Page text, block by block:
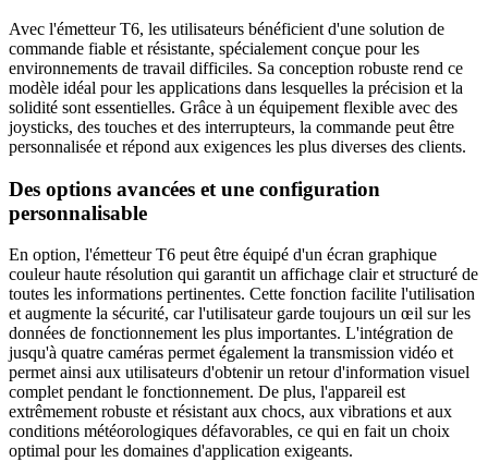
Avec l'émetteur T6, les utilisateurs bénéficient d'une solution de
commande fiable et résistante, spécialement conçue pour les
environnements de travail difficiles. Sa conception robuste rend ce
modèle idéal pour les applications dans lesquelles la précision et la
solidité sont essentielles. Grâce à un équipement flexible avec des
joysticks, des touches et des interrupteurs, la commande peut être
personnalisée et répond aux exigences les plus diverses des clients.
Des options avancées et une configuration
personnalisable
En option, l'émetteur T6 peut être équipé d'un écran graphique
couleur haute résolution qui garantit un affichage clair et structuré de
toutes les informations pertinentes. Cette fonction facilite l'utilisation
et augmente la sécurité, car l'utilisateur garde toujours un œil sur les
données de fonctionnement les plus importantes. L'intégration de
jusqu'à quatre caméras permet également la transmission vidéo et
permet ainsi aux utilisateurs d'obtenir un retour d'information visuel
complet pendant le fonctionnement. De plus, l'appareil est
extrêmement robuste et résistant aux chocs, aux vibrations et aux
conditions météorologiques défavorables, ce qui en fait un choix
optimal pour les domaines d'application exigeants.